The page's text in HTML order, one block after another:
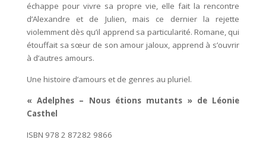
échappe pour vivre sa propre vie, elle fait la rencontre
d’Alexandre et de Julien, mais ce dernier la rejette
violemment dès qu’il apprend sa particularité. Romane, qui
étouffait sa sœur de son amour jaloux, apprend à s’ouvrir
à d’autres amours.
Une histoire d’amours et de genres au pluriel.
« Adelphes – Nous étions mutants » de Léonie
Casthel
ISBN 978 2 87282 9866